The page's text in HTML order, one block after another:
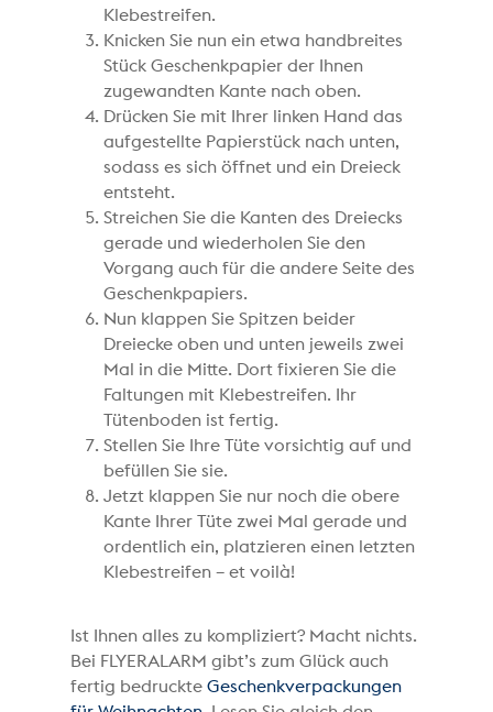
Klebestreifen.
Knicken Sie nun ein etwa handbreites
Stück Geschenkpapier der Ihnen
zugewandten Kante nach oben.
Drücken Sie mit Ihrer linken Hand das
aufgestellte Papierstück nach unten,
sodass es sich öffnet und ein Dreieck
entsteht.
Streichen Sie die Kanten des Dreiecks
gerade und wiederholen Sie den
Vorgang auch für die andere Seite des
Geschenkpapiers.
Nun klappen Sie Spitzen beider
Dreiecke oben und unten jeweils zwei
Mal in die Mitte. Dort fixieren Sie die
Faltungen mit Klebestreifen. Ihr
Tütenboden ist fertig.
Stellen Sie Ihre Tüte vorsichtig auf und
befüllen Sie sie.
Jetzt klappen Sie nur noch die obere
Kante Ihrer Tüte zwei Mal gerade und
ordentlich ein, platzieren einen letzten
Klebestreifen – et voilà!
Ist Ihnen alles zu kompliziert? Macht nichts.
Bei FLYERALARM gibt’s zum Glück auch
fertig bedruckteGeschenkverpackungen